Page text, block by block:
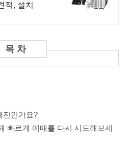
무료견적, 설치
진인가요?
빠르게 예매를 다시 시도해보세